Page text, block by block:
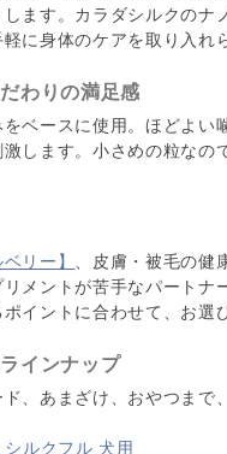
ます。カラダシルクの
に身体のケアを取り入れ
わりの満足感
ベースに使用。ほどよ
します。小さめの粒な
ベリー】 、皮膚・被毛の健
メントが苦手なパートナ
イントに合わせて、お選
インナップ
、あまざけ、おやつまで
ルクフル 犬用